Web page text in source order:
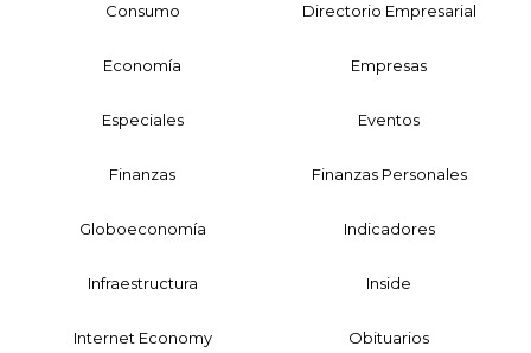
Consumo Directorio Empresarial
Economía Empresas
Especiales Eventos
Finanzas Finanzas Personales
Globoeconomía Indicadores
Infraestructura Inside
Internet Economy Obituarios